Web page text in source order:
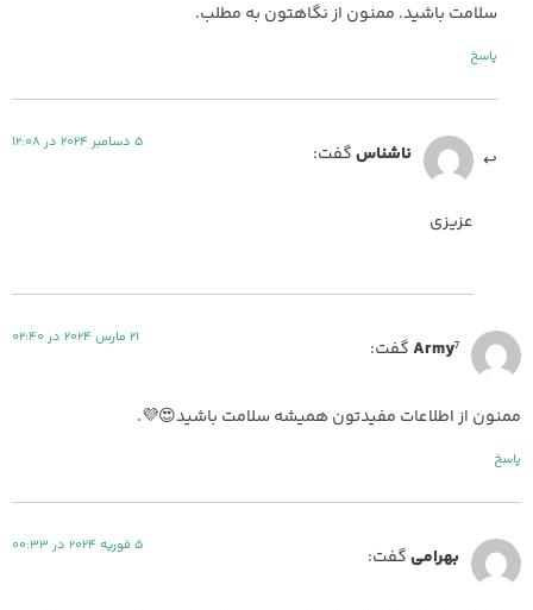
سلامت باشید. ممنون از نگاهتون به مطلب.
پاسخ
ناشناسگفت: 5 دسامبر 2024 در 12:08
عزیزی
Army⁷گفت: 21 مارس 2024 در 02:40
ممنون از اطلاعات مفیدتون همیشه سلامت باشید😍💜.
پاسخ
بهرامیگفت: 5 فوریه 2024 در 00:33